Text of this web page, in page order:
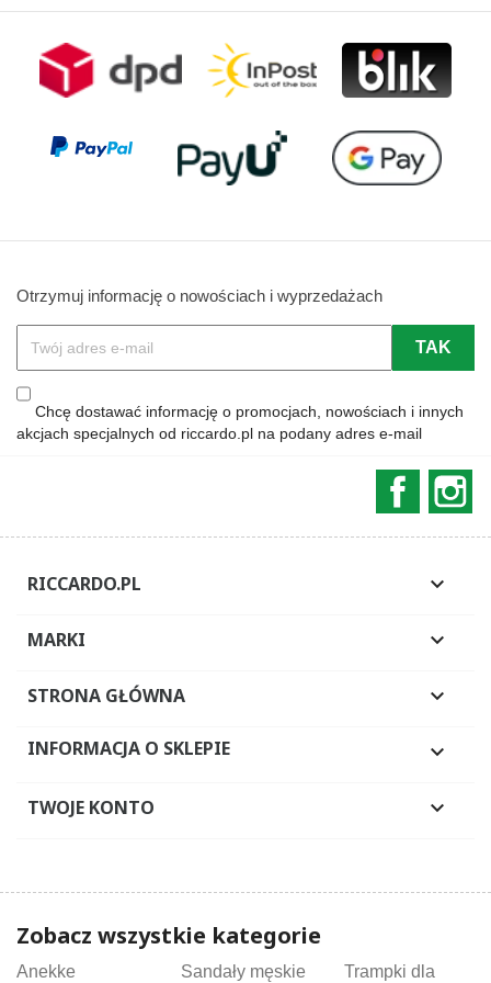
Otrzymuj informację o nowościach i wyprzedażach
Chcę dostawać informację o promocjach, nowościach i innych
akcjach specjalnych od riccardo.pl na podany adres e-mail
RICCARDO.PL 
MARKI 
STRONA GŁÓWNA 
INFORMACJA O SKLEPIE 
TWOJE KONTO 
Zobacz wszystkie kategorie
Anekke Sandały męskie
Trampki dla